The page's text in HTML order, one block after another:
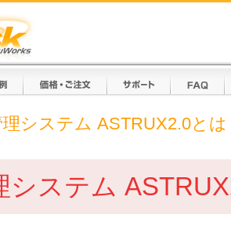
システム ASTRUX2.0とは
システム